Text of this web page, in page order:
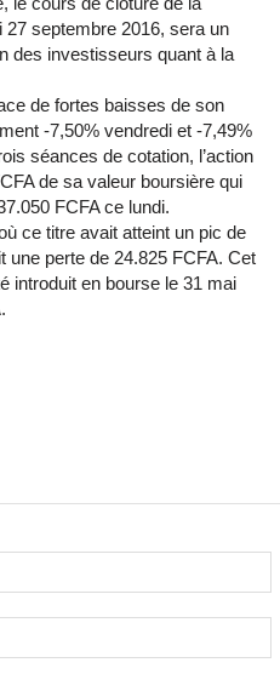
septembre 2016, sera un
des investisseurs quant à la
de fortes baisses de son
-7,50% vendredi et -7,49%
séances de cotation, l’action
de sa valeur boursière qui
FCFA ce lundi.
ce titre avait atteint un pic de
une perte de 24.825 FCFA. Cet
introduit en bourse le 31 mai